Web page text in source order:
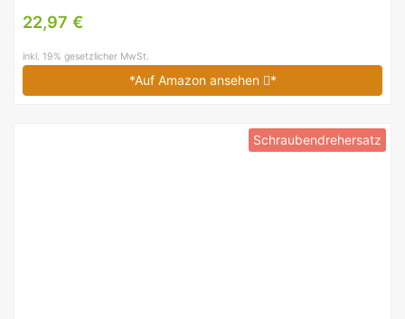
22,97 €
inkl. 19% gesetzlicher MwSt.
*Auf Amazon ansehen *
Schraubendrehersatz